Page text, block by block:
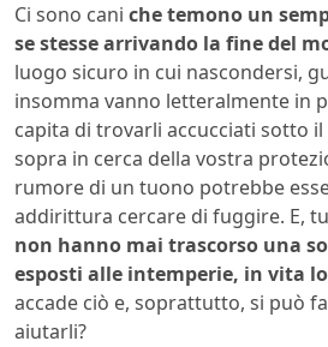
Ci sono cani che temono un
se stesse arrivando la fine del
luogo sicuro in cui nascondersi,
insomma vanno letteralmente in
capita di trovarli accucciati sotto
sopra in cerca della vostra
rumore di un tuono potrebbe
addirittura cercare di fuggire. E,
non hanno mai trascorso una
esposti alle intemperie, in vita
accade ciò e, soprattutto, si può
aiutarli?